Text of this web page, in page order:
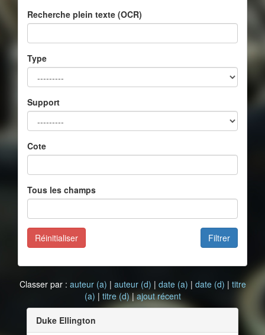
Recherche plein texte (OCR)
Type
Support
Cote
Tous les champs
Filtrer
Réinitialiser
Classer par : auteur (a) | auteur (d) | date (a) | date (d) | titre
(a) | titre (d)|ajout récent
Duke Ellington